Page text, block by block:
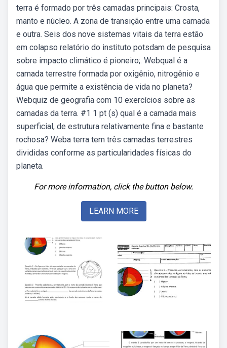
terra é formado por três camadas principais: Crosta,
manto e núcleo. A zona de transição entre uma camada
e outra. Seis dos nove sistemas vitais da terra estão
em colapso relatório do instituto potsdam de pesquisa
sobre impacto climático é pioneiro;. Webqual é a
camada terrestre formada por oxigênio, nitrogênio e
água que permite a existência de vida no planeta?
Webquiz de geografia com 10 exercícios sobre as
camadas da terra. #1 1 pt (s) qual é a camada mais
superficial, de estrutura relativamente fina e bastante
rochosa? Weba terra tem três camadas terrestres
divididas conforme as particularidades físicas do
planeta.
For more information, click the button below.
LEARN MORE